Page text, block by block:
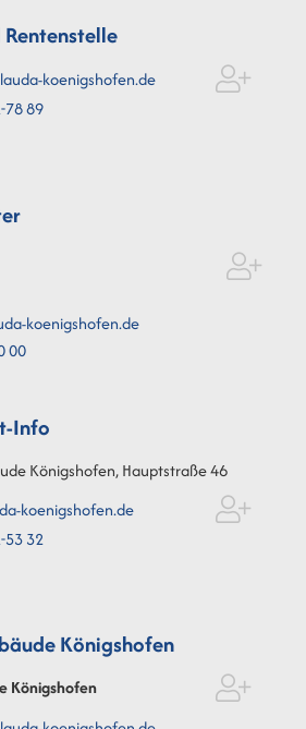
koenigshofen.de
7889
koenigshofen.de
00
Info
Königshofen, Hauptstraße 46
koenigshofen.de
5332
Königshofen
Königshofen